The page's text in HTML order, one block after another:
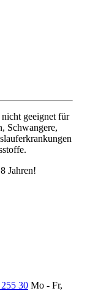
geeignet für
Schwangere,
Jahren!
30 Mo - Fr,